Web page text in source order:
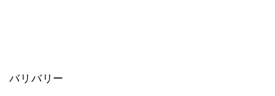
バリバリー